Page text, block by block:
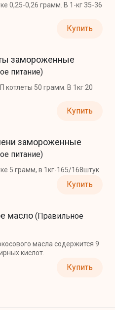
0,25-0,26 грамм. В 1-кг 35-36
Купить
замороженные
питание)
котлеты 50 грамм. В 1кг 20
Купить
замороженные
питание)
5 грамм, в 1кг-165/168штук.
Купить
масло (Правильное
масла содержится 9
кислот.
Купить